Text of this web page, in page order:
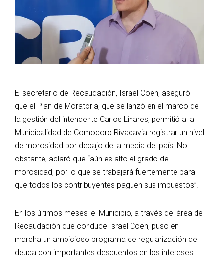
El secretario de Recaudación, Israel Coen, aseguró
que el Plan de Moratoria, que se lanzó en el marco de
la gestión del intendente Carlos Linares, permitió a la
Municipalidad de Comodoro Rivadavia registrar un nivel
de morosidad por debajo de la media del país. No
obstante, aclaró que “aún es alto el grado de
morosidad, por lo que se trabajará fuertemente para
que todos los contribuyentes paguen sus impuestos”.
En los últimos meses, el Municipio, a través del área de
Recaudación que conduce Israel Coen, puso en
marcha un ambicioso programa de regularización de
deuda con importantes descuentos en los intereses.